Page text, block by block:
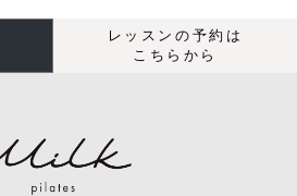
レッスンの予約は
こちらから